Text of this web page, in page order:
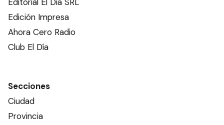
Edición Impresa
Ahora Cero Radio
Club El Día
Secciones
Ciudad
Provincia